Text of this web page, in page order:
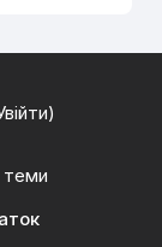
)
теми